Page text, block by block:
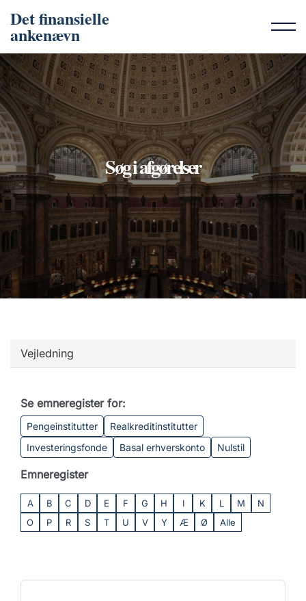
Det finansielle
ankenævn
Søg i afgørelser
Vejledning
Se emneregister for:
Pengeinstitutter
Realkreditinstitutter
Investeringsfonde
Basal erhverskonto Nulstil
Emneregister
A B C D E F G H I K L M
N
O
P R S T U V Y Æ Ø Alle